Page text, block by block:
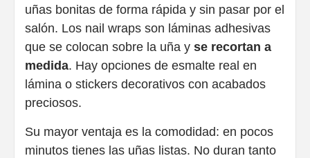
uñas bonitas de forma rápida y sin pasar por el
salón. Los nail wraps son láminas adhesivas
que se colocan sobre la uña y se recortan a
medida. Hay opciones de esmalte real en
lámina o stickers decorativos con acabados
preciosos.
Su mayor ventaja es la comodidad: en pocos
minutos tienes las uñas listas. No duran tanto